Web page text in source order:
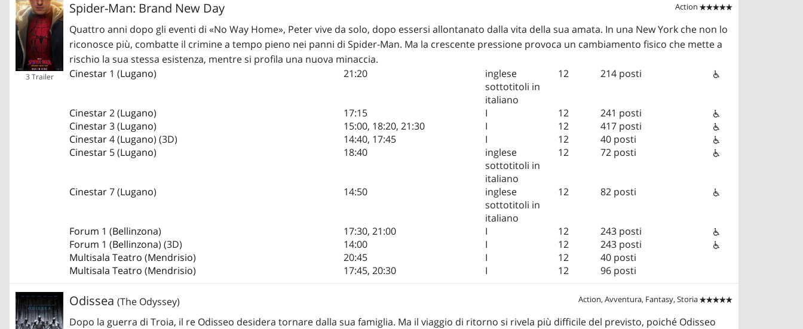
Action 

3 Trailer
Spider-Man: Brand New Day
Quattro anni dopo gli eventi di «No Way Home», Peter vive da solo, dopo essersi allontanato dalla vita della sua amata. In una New York che non lo
riconosce più, combatte il crimine a tempo pieno nei panni di Spider-Man. Ma la crescente pressione provoca un cambiamento fisico che mette a
rischio la sua stessa esistenza, mentre si profila una nuova minaccia.
Cinestar 1 (Lugano) 21:20
inglese
sottotitoli in
italiano
12 214 posti
Cinestar2 (Lugano) 17:15 I 12
241 posti
Cinestar3 (Lugano) 15:00, 18:20, 21:30 I 12
417 posti
Cinestar4 (Lugano) (3D) 14:40, 17:45 I 12
40 posti
Cinestar 5 (Lugano) 18:40
inglese
sottotitoli in
italiano
12 72 posti
Cinestar7 (Lugano) 14:50
inglese
sottotitoli in
italiano
12 82 posti
Forum 1 (Bellinzona) 17:30, 21:00 I 12
243 posti
Forum 1 (Bellinzona) (3D) 14:00 I 12
243 posti
Multisala Teatro (Mendrisio) 20:45 I 12
40 posti
Multisala Teatro (Mendrisio) 17:45, 20:30 I 12 96 posti
Action, Avventura, Fantasy, Storia 

Odissea (The Odyssey)
Dopo la guerra di Troia, il re Odisseo desidera tornare dalla sua famiglia. Ma il viaggio di ritorno si rivela più difficile del previsto, poiché Odisseo